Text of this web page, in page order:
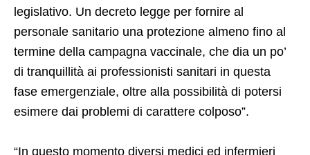
legislativo. Un decreto legge per fornire al
personale sanitario una protezione almeno fino al
termine della campagna vaccinale, che dia un po’
di tranquillità ai professionisti sanitari in questa
fase emergenziale, oltre alla possibilità di potersi
esimere dai problemi di carattere colposo”.
“In questo momento diversi medici ed infermieri